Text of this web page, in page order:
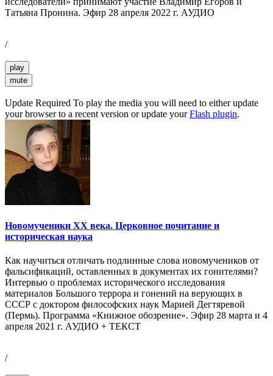
Татьяна Пронина. Эфир 28 апреля 2022 г. АУДИО
/
play
mute
Update Required To play the media you will need to either update
your browser to a recent version or update yourFlash plugin.
Новомученики XX века. Церковное почитание и
историческая наука
Как научиться отличать подлинные слова новомучеников от
фальсификаций, оставленных в документах их гонителями?
Интервью о проблемах исторического исследования
материалов Большого террора и гонений на верующих в
СССР с доктором философских наук Марией Дегтяревой
(Пермь). Программа «Книжное обозрение». Эфир 28 марта и 4
апреля 2021 г. АУДИО + ТЕКСТ
/